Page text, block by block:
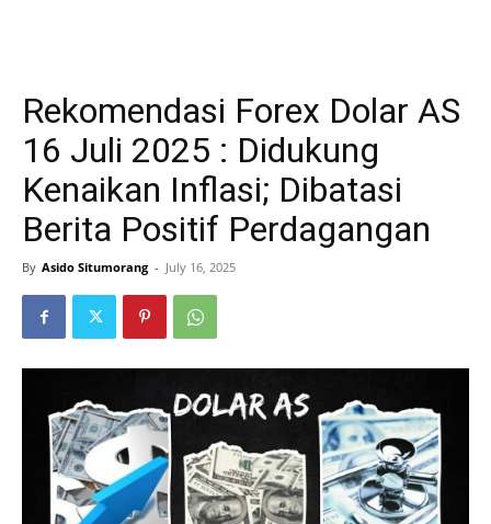
Rekomendasi Forex Dolar AS
16 Juli 2025 : Didukung
Kenaikan Inflasi; Dibatasi
Berita Positif Perdagangan
By Asido Situmorang - July 16, 2025